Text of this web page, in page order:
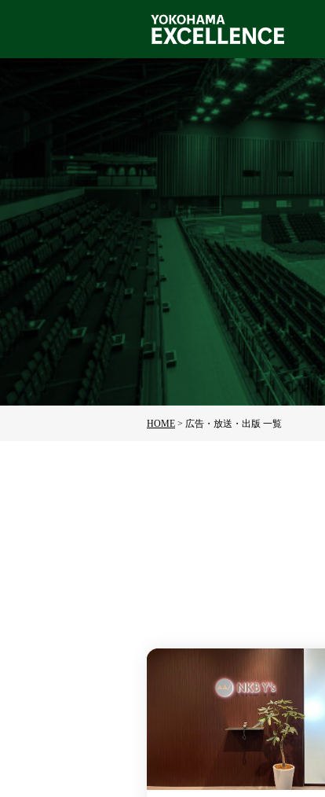
HOME > 広告・放送・出版 一覧